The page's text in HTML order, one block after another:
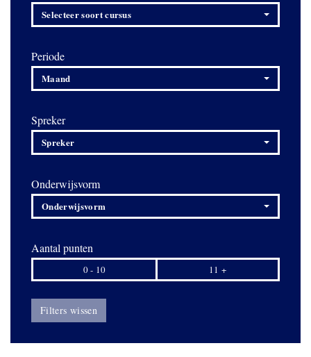
Selecteer soort cursus
Periode
Maand
Spreker
Spreker
Onderwijsvorm
Onderwijsvorm
Aantal punten
0 - 10 11 +
Filters wissen